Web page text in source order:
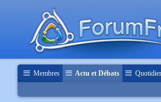
Membres Actu et Débats